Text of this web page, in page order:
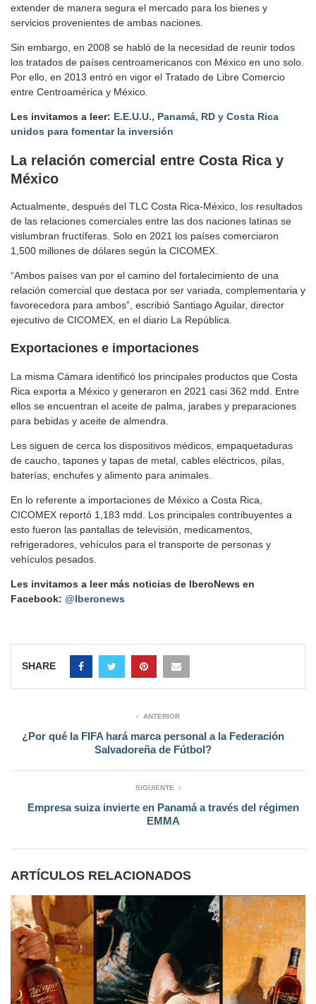
extender de manera segura el mercado para los bienes y
servicios provenientes de ambas naciones.
Sin embargo, en 2008 se habló de la necesidad de reunir todos
los tratados de países centroamericanos con México en uno solo.
Por ello, en 2013 entró en vigor el Tratado de Libre Comercio
entre Centroamérica y México.
Les invitamos a leer: E.E.U.U., Panamá, RD y Costa Rica
unidos para fomentar la inversión
La relación comercial entre Costa Rica y
México
Actualmente, después del TLC Costa Rica-México, los resultados
de las relaciones comerciales entre las dos naciones latinas se
vislumbran fructíferas. Solo en 2021 los países comerciaron
1,500 millones de dólares según la CICOMEX.
“Ambos países van por el camino del fortalecimiento de una
relación comercial que destaca por ser variada, complementaria y
favorecedora para ambos”, escribió Santiago Aguilar, director
ejecutivo de CICOMEX, en el diario La República.
Exportaciones e importaciones
La misma Cámara identificó los principales productos que Costa
Rica exporta a México y generaron en 2021 casi 362 mdd. Entre
ellos se encuentran el aceite de palma, jarabes y preparaciones
para bebidas y aceite de almendra.
Les siguen de cerca los dispositivos médicos, empaquetaduras
de caucho, tapones y tapas de metal, cables eléctricos, pilas,
baterías, enchufes y alimento para animales.
En lo referente a importaciones de México a Costa Rica,
CICOMEX reportó 1,183 mdd. Los principales contribuyentes a
esto fueron las pantallas de televisión, medicamentos,
refrigeradores, vehículos para el transporte de personas y
vehículos pesados.
Les invitamos a leer más noticias de IberoNews en
Facebook: @Iberonews
SHARE
ANTERIOR
¿Por qué la FIFA hará marca personal a la Federación
Salvadoreña de Fútbol?
SIGUIENTE
Empresa suiza invierte en Panamá a través del régimen
EMMA
ARTÍCULOS RELACIONADOS